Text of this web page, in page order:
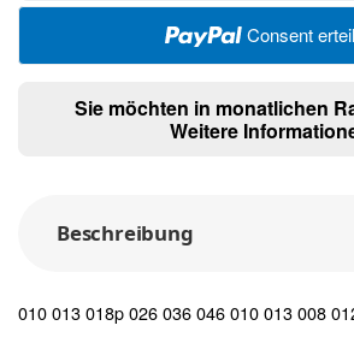
Consent
Sie möchten in monatlichen
Weitere
Beschreibung
010 013 018p 026 036 046 010 013 008